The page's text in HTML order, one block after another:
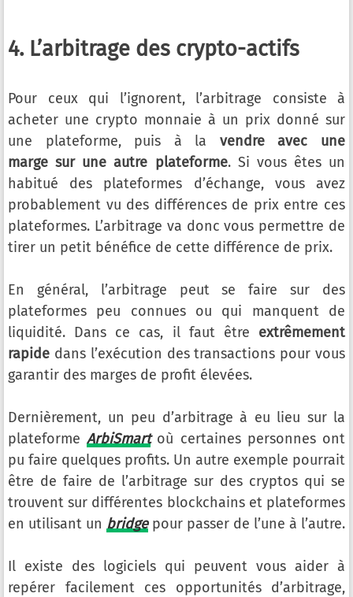
4. L’arbitrage des crypto-actifs
Pour ceux qui l’ignorent, l’arbitrage consiste à
acheter une crypto monnaie à un prix donné sur
une plateforme, puis à la vendre avec une
marge sur une autre plateforme. Si vous êtes un
habitué des plateformes d’échange, vous avez
probablement vu des différences de prix entre ces
plateformes. L’arbitrage va donc vous permettre de
tirer un petit bénéfice de cette différence de prix.
En général, l’arbitrage peut se faire sur des
plateformes peu connues ou qui manquent de
liquidité. Dans ce cas, il faut être extrêmement
rapide dans l’exécution des transactions pour vous
garantir des marges de profit élevées.
Dernièrement, un peu d’arbitrage à eu lieu sur la
plateformeArbiSmartoù certaines personnes ont
pu faire quelques profits. Un autre exemple pourrait
être de faire de l’arbitrage sur des cryptos qui se
trouvent sur différentes blockchains et plateformes
en utilisant un bridgepour passer de l’une à l’autre.
Il existe des logiciels qui peuvent vous aider à
repérer facilement ces opportunités d’arbitrage,